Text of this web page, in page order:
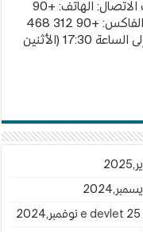
Kavıklıdere-Çankaya, Ankara معلومات الاتصال: الهاتف: +90
312 467 20 71 +90 312 427 51 42 الفاكس: +90 312 468
69 56 أوقات العمل: من الساعة 08:30 إلى الساعة 17:30 (الأثنين
25 نوفمبر,2024